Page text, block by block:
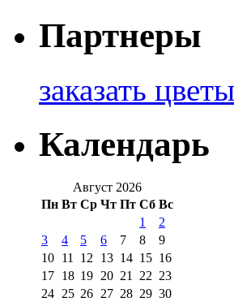
Партнеры
заказать цветы
Календарь
Август 2026
Пн Вт Ср Чт Пт Сб Вс
1
2
3
4 5 6 7 8
9
10 11 12 13 14 15 16
17 18 19 20 21 22 23
24 25 26 27 28 29 30